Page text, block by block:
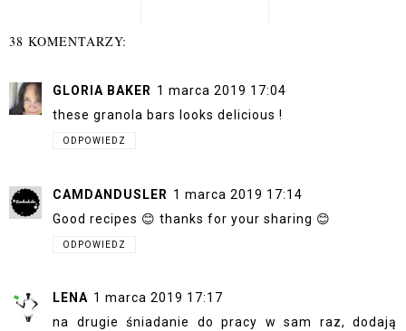
38 KOMENTARZY:
GLORIA BAKER 1 marca 2019 17:04
these granola bars looks delicious !
ODPOWIEDZ
CAMDANDUSLER 1 marca 2019 17:14
Good recipes 😊 thanks for your sharing 😊
ODPOWIEDZ
LENA 1 marca 2019 17:17
na drugie śniadanie do pracy w sam raz, dodają